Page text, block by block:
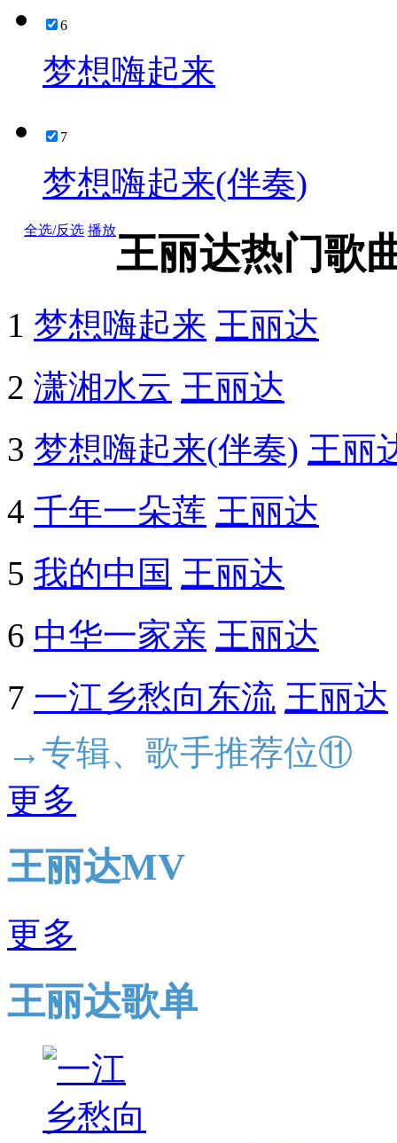
6
梦想嗨起来
7
梦想嗨起来(伴奏)
全选/反选 播放
王丽达热门歌
1 梦想嗨起来 王丽达
2 潇湘水云 王丽达
3 梦想嗨起来(伴奏) 王丽
4 千年一朵莲 王丽达
5 我的中国 王丽达
6 中华一家亲 王丽达
7 一江乡愁向东流 王丽达
→专辑、歌手推荐位⑪
更多
王丽达MV
更多
王丽达歌单